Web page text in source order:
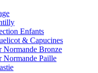
Enfants
& Capucines
Normande Bronze
Normande Paille